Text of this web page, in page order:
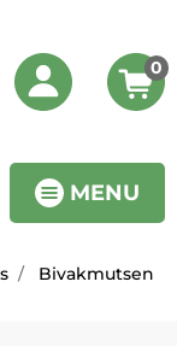
MENU
0
Bivakmutsen